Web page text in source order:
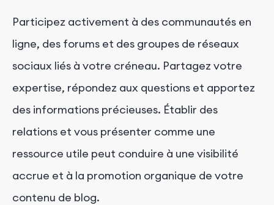
Participez activement à des communautés en
ligne, des forums et des groupes de réseaux
sociaux liés à votre créneau. Partagez votre
expertise, répondez aux questions et apportez
des informations précieuses. Établir des
relations et vous présenter comme une
ressource utile peut conduire à une visibilité
accrue et à la promotion organique de votre
contenu de blog.